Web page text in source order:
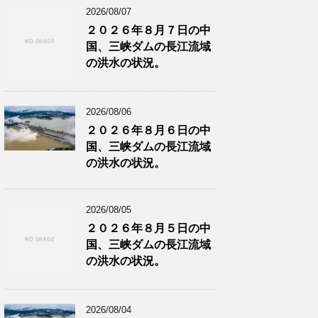
2026/08/07
２０２６年８月７日の中
国、三峡ダムの長江流域
の洪水の状況。
2026/08/06
２０２６年８月６日の中
国、三峡ダムの長江流域
の洪水の状況。
2026/08/05
２０２６年８月５日の中
国、三峡ダムの長江流域
の洪水の状況。
2026/08/04